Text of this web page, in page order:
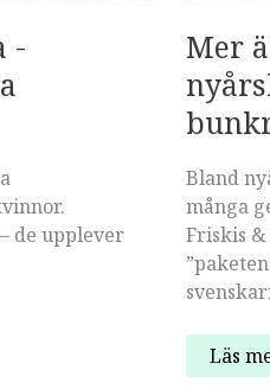
de upplever
Mer
Bland
många
Friskis
Mer
än
Läs